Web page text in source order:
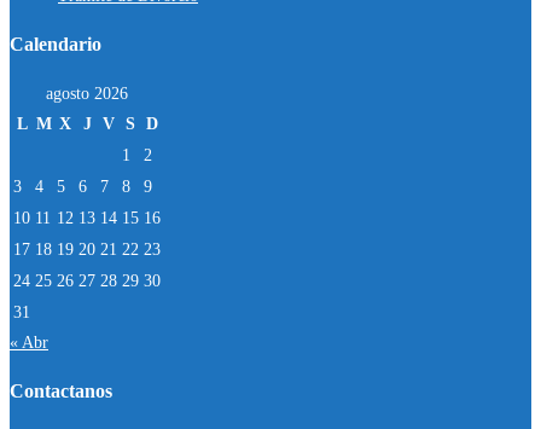
Calendario
agosto 2026
L M X J V S D
1
2
3
4 5 6 7 8
9
10 11 12 13 14 15 16
17 18 19 20 21 22 23
24 25 26 27 28 29 30
31
« Abr
Contactanos